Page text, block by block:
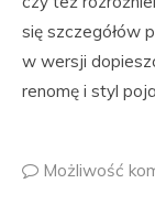
się szczegółów
w wersji
renomę i styl
Możliwość